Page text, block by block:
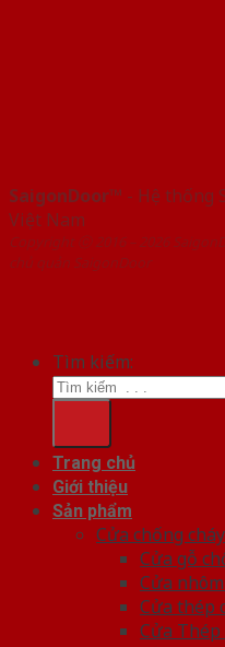
SaigonDoor™ - Hệ thống
Việt Nam
Copyright ⓒ 2016 – 2026
chủ quản SaigonDoor
Tìm kiếm:
Trang chủ
Giới thiệu
Sản phẩm
Cửa chống cháy
Cửa gỗ
Cửa
Cửa thép
Cửa Thép